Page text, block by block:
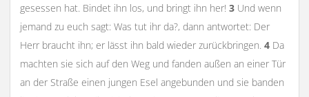
gesessen hat. Bindet ihn los, und bringt ihn her! 3Und wenn
jemand zu euch sagt: Was tut ihr da?, dann antwortet: Der
Herr braucht ihn; er lässt ihn bald wieder zurückbringen. 4Da
machten sie sich auf den Weg und fanden außen an einer Tür
an der Straße einen jungen Esel angebunden und sie banden